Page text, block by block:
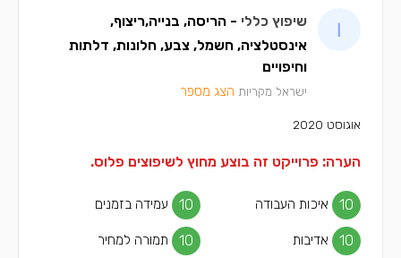
שיפוץ כללי - הריסה, בנייה,ריצוף,
אינסטלציה, חשמל, צבע, חלונות, דלתות
וחיפויים
ישראל מקריות הצג מספר
אוגוסט 2020
הערה: פרוייקט זה בוצע מחוץ לשיפוצים פלוס.
איכות העבודה 10 עמידה בזמנים 10
אדיבות 10 תמורה למחיר 10